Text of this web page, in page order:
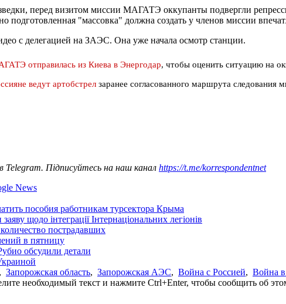
перед визитом миссии МАГАТЭ оккупанты подвергли
подготовленная "массовка" должна создать у членов миссии
с делегацией на ЗАЭС. Она уже начала осмотр станции.
отправилась из Киева в Энергодар, чтобы оценить ситуацию на
ведут артобстрел заранее согласованного маршрута
в Telegram. Підписуйтесь на наш канал https://t.me/korrespondentnet
News
пособия работникам турсектора Крыма
щодо інтеграції Інтернаціональних легіонів
пострадавших
в пятницу
обсудили детали
, Запорожская область, Запорожская АЭС, Война с Россией, Война
необходимый текст и нажмите Ctrl+Enter, чтобы сообщить об